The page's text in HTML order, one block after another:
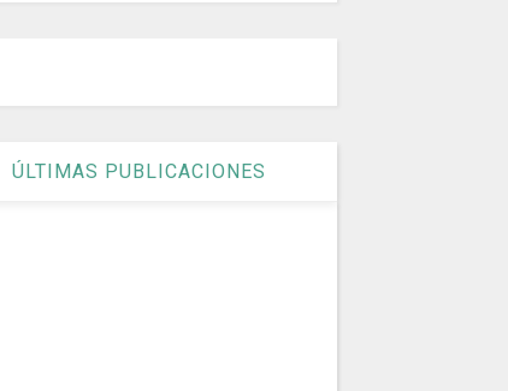
ÚLTIMAS PUBLICACIONES